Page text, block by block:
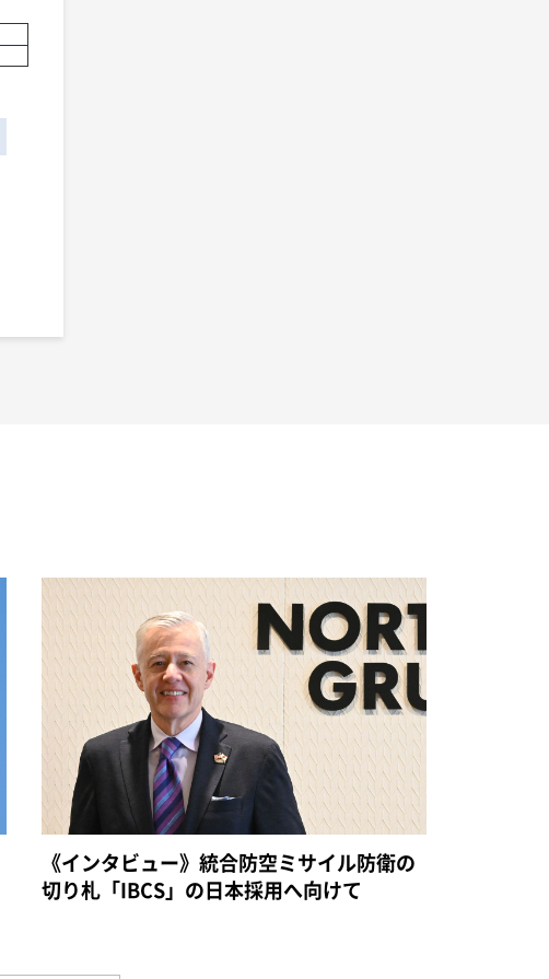
《インタビュー》統合防空ミサイル防衛の
切り札「IBCS」の日本採用へ向けて